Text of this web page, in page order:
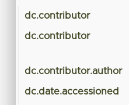
dc.contributor
dc.contributor
dc.contributor.author
dc.date.accessioned